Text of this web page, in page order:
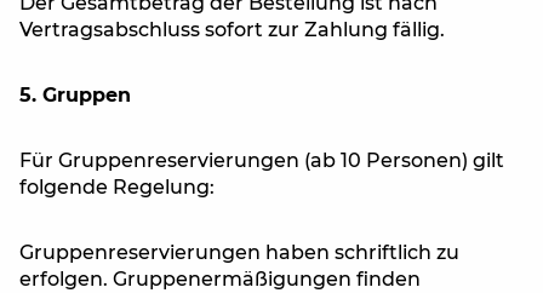
Vertragsabschluss sofort zur Zahlung fällig.
5. Gruppen
Für Gruppenreservierungen (ab 10 Personen) gilt
folgende Regelung:
Gruppenreservierungen haben schriftlich zu
erfolgen. Gruppenermäßigungen finden